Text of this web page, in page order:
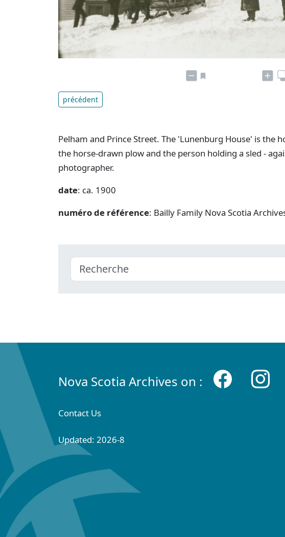
précédent
Pelham and Prince Street. The 'Lunenburg House' is the
the horse-drawn plow and the person holding a sled -
photographer.
date: ca. 1900
numéro de référence: Bailly Family Nova Scotia
Nova Scotia Archives on :
Contact Us
Updated: 2026-8